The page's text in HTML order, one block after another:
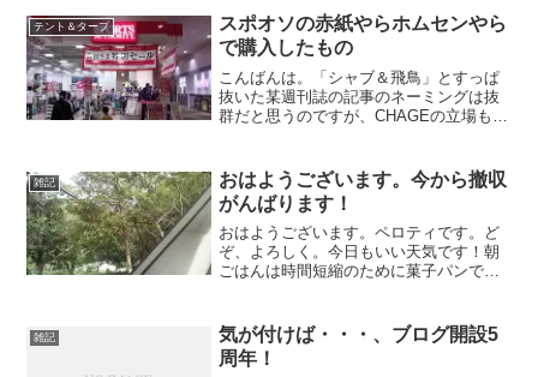
10日で当ブログは1周年を迎えました！1
年も続き、また予...
テント＆タープ
スポオソの赤紙やらホムセンやら
で購入したもの
こんばんは。「シャブ＆飛鳥」とすっぱ
抜いた某週刊誌の記事のネーミングは抜
群だと思うのですが、CHAGEの立場もち
またしてもファミグルin富士山のレポは
小休止でーす。 ま...
雑記
おはようございます。今から撤収
がんばります！
おはようございます。ペロティです。ど
ぞ、よろしく。今日もいい天気です！朝
ごはんは時間短縮のために菓子パンですw
雑記
気が付けば・・・、ブログ開設5
周年！